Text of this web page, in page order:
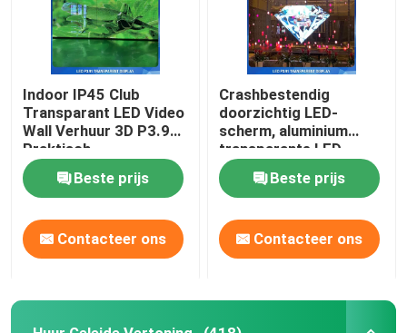
Indoor IP45 Club
Transparant LED Video
Wall Verhuur 3D P3.91
Praktisch
Beste prijs
Contacteer ons
Crashbestendig
doorzichtig LED-
scherm, aluminium
transparante LED
Storefront
Beste prijs
Contacteer ons